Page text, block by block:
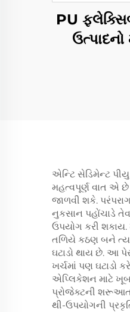
PU
ઉત્પાદનો
એન્ટિ સેડિમેન્ટ
મહત્વપૂર્ણ વાત એ
જાળવી શકે.
નુકસાન પહોંચાડે
ઉપયોગ કરી
તળિયે કઠણ બને
ઘટાડો થાય છે. આ
ખર્ચમાં પણ ઘટાડો
એપ્લિકેશન માટે
પ્રોજેક્ટની
થી-ઉપયોગની